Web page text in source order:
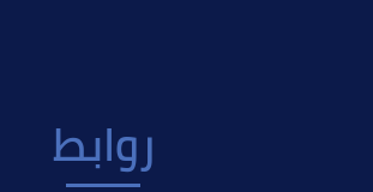
روابط